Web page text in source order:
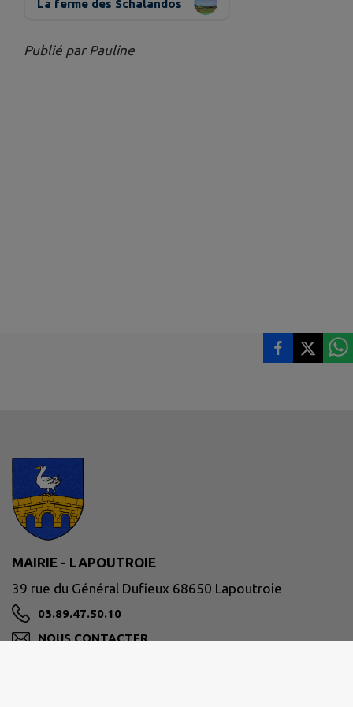
La ferme des Schalandos
Publié par Pauline
MAIRIE - LAPOUTROIE
39 rue du Général Dufieux 68650 Lapoutroie
03.89.47.50.10
NOUS CONTACTER